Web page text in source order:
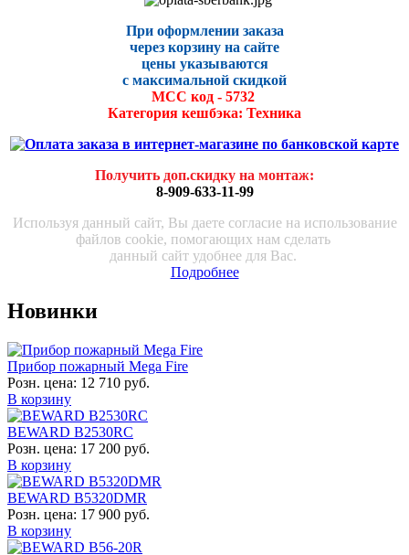
При оформлении заказа
через корзину на сайте
цены указываются
с максимальной скидкой
МСС код - 5732
Категория кешбэка: Техника
Получить доп.скидку на монтаж:
8-909-633-11-99
Используя данный сайт, Вы даете согласие на использование
файлов cookie, помогающих нам сделать
данный сайт удобнее для Вас.
Подробнее
Новинки
Прибор пожарный Mega Fire
Розн. цена: 12 710 руб.
В корзину
BEWARD B2530RC
Розн. цена: 17 200 руб.
В корзину
BEWARD B5320DMR
Розн. цена: 17 900 руб.
В корзину